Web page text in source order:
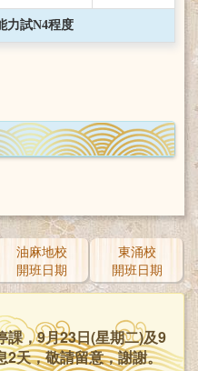
力試N4程度
油麻地校
開班日期
東涌校
開班日期
課，9月23日(星期二)及9
2天，敬請留意，謝謝。